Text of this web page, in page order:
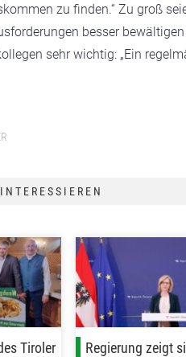
zu finden.“ Zu groß
besser
sehr wichtig: „Ein
Tiroler
Regierung zeigt